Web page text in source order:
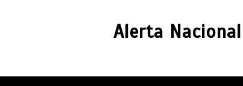
Alerta Nacional